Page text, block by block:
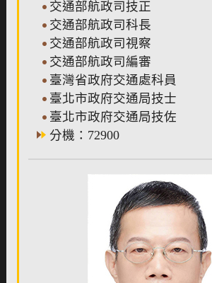
交通部航政司技正
交通部航政司科長
交通部航政司視察
交通部航政司編審
臺灣省政府交通處科員
臺北市政府交通局技士
臺北市政府交通局技佐
分機：72900